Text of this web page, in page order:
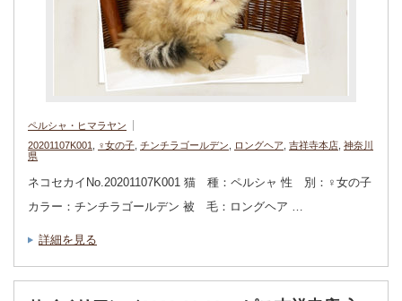
ペルシャ・ヒマラヤン
20201107K001, ♀女の子, チンチラゴールデン, ロングヘア, 吉祥寺本店, 神奈川
県
ネコセカイNo.20201107K001 猫 種：ペルシャ 性 別：♀女の子
カラー：チンチラゴールデン 被 毛：ロングヘア …
詳細を見る